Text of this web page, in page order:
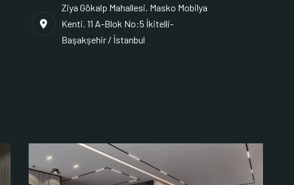
Ziya Gökalp Mahallesi. Masko Mobilya
Kenti. 11 A-Blok No:5 İkitelli-
Başakşehir / İstanbul